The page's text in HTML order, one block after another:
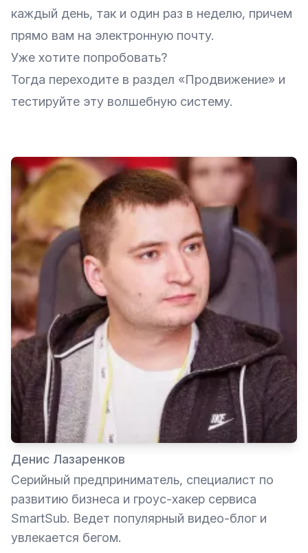
каждый день, так и один раз в неделю, причем
прямо вам на электронную почту.
Уже хотите попробовать?
Тогда переходите в раздел «Продвижение» и
тестируйте эту волшебную систему.
Денис Лазаренков
Серийный предприниматель, специалист по
развитию бизнеса и гроус-хакер сервиса
SmartSub. Ведет популярный видео-блог и
увлекается бегом.